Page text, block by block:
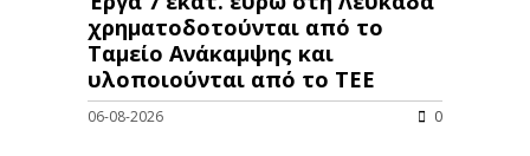
χρηματοδοτούνται από το
Ταμείο Ανάκαμψης και
υλοποιούνται από το ΤΕΕ
06-08-2026 0